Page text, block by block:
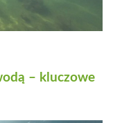
– kluczowe